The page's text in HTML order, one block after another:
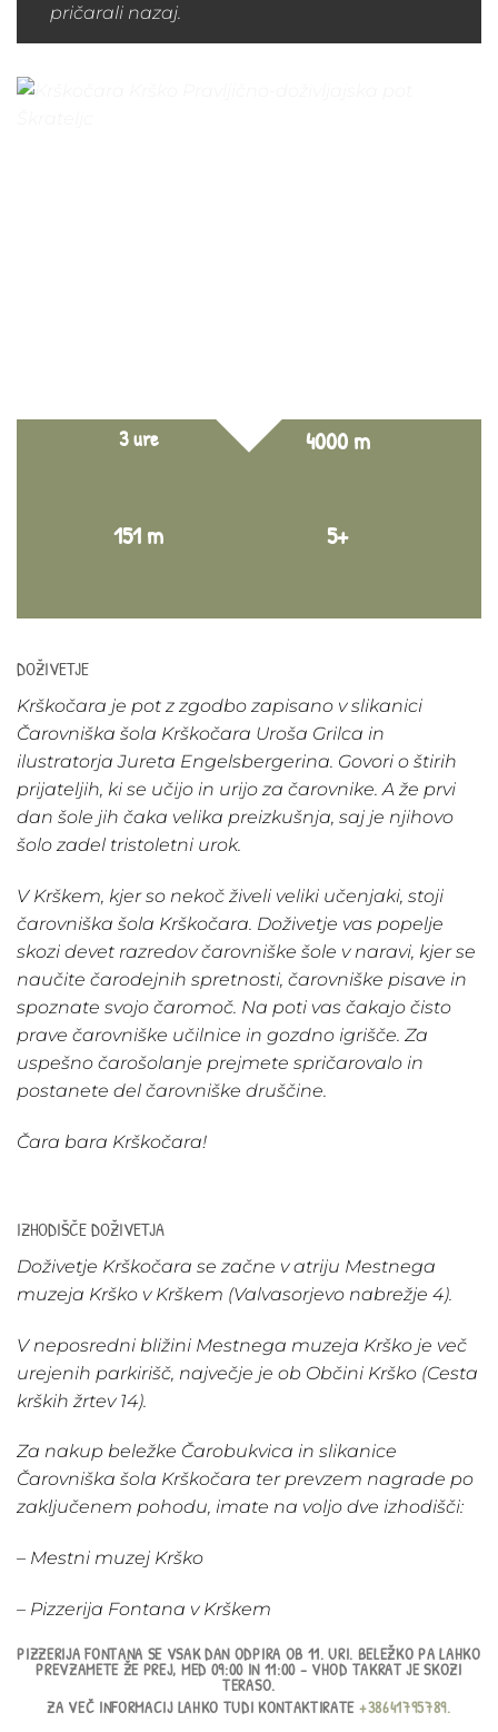
pričarali nazaj.
3 ure 4000 m
151 m 5+
DOŽIVETJE
Krškočara je pot z zgodbo zapisano v slikanici
Čarovniška šola Krškočara Uroša Grilca in
ilustratorja Jureta Engelsbergerina. Govori o štirih
prijateljih, ki se učijo in urijo za čarovnike. A že prvi
dan šole jih čaka velika preizkušnja, saj je njihovo
šolo zadel tristoletni urok.
V Krškem, kjer so nekoč živeli veliki učenjaki, stoji
čarovniška šola Krškočara. Doživetje vas popelje
skozi devet razredov čarovniške šole v naravi, kjer se
naučite čarodejnih spretnosti, čarovniške pisave in
spoznate svojo čaromoč. Na poti vas čakajo čisto
prave čarovniške učilnice in gozdno igrišče. Za
uspešno čarošolanje prejmete spričarovalo in
postanete del čarovniške druščine.
Čara bara Krškočara!
IZHODIŠČE DOŽIVETJA
Doživetje Krškočara se začne v atriju Mestnega
muzeja Krško v Krškem (Valvasorjevo nabrežje 4).
V neposredni bližini Mestnega muzeja Krško je več
urejenih parkirišč, največje je ob Občini Krško (Cesta
krških žrtev 14).
Za nakup beležke Čarobukvica in slikanice
Čarovniška šola Krškočara ter prevzem nagrade po
zaključenem pohodu, imate na voljo dve izhodišči:
– Mestni muzej Krško
– Pizzerija Fontana v Krškem
PIZZERIJA FONTANA SE VSAK DAN ODPIRA OB 11. URI. BELEŽKO PA LAHKO
PREVZAMETE ŽE PREJ, MED 09:00 IN 11:00 – VHOD TAKRAT JE SKOZI
TERASO.
ZA VEČ INFORMACIJ LAHKO TUDI KONTAKTIRATE +38641795789.